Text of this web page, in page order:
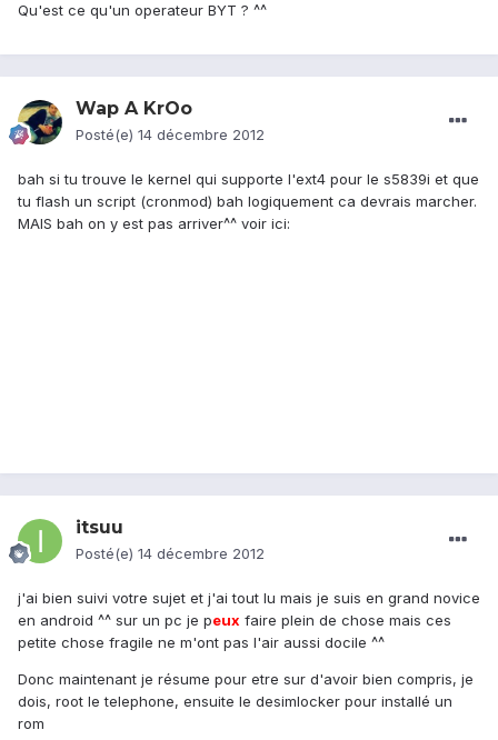
Qu'est ce qu'un operateur BYT ? ^^
Wap A KrOo
Posté(e) 14 décembre 2012
bah si tu trouve le kernel qui supporte l'ext4 pour le s5839i et que
tu flash un script (cronmod) bah logiquement ca devrais marcher.
MAIS bah on y est pas arriver^^ voir ici:
itsuu
Posté(e) 14 décembre 2012
j'ai bien suivi votre sujet et j'ai tout lu mais je suis en grand novice
en android ^^ sur un pc je peux faire plein de chose mais ces
petite chose fragile ne m'ont pas l'air aussi docile ^^
Donc maintenant je résume pour etre sur d'avoir bien compris, je
dois, root le telephone, ensuite le desimlocker pour installé un
rom